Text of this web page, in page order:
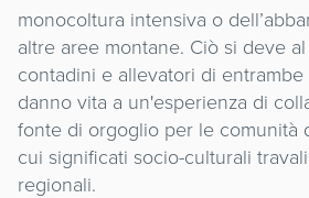
monocoltura intensiva o
altre aree montane. Ciò si deve
contadini e allevatori di
danno vita a un'esperienza di
fonte di orgoglio per le comunità
cui significati socio-culturali
regionali.